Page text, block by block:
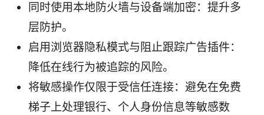
同时使用本地防火墙与设备端加密：提升多
层防护。
启用浏览器隐私模式与阻止跟踪广告插件：
降低在线行为被追踪的风险。
将敏感操作仅限于受信任连接：避免在免费
梯子上处理银行、个人身份信息等敏感数